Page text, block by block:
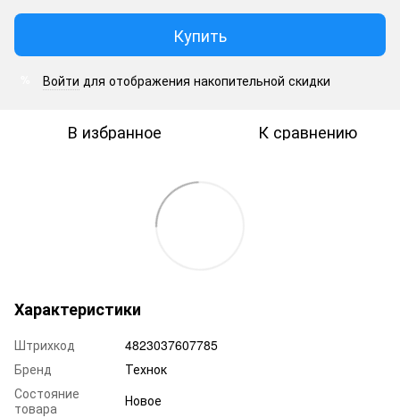
Купить
Войти для отображения накопительной скидки
В избранное К сравнению
Характеристики
Штрихкод
4823037607785
Бренд
Технок
Состояние
товара
Новое